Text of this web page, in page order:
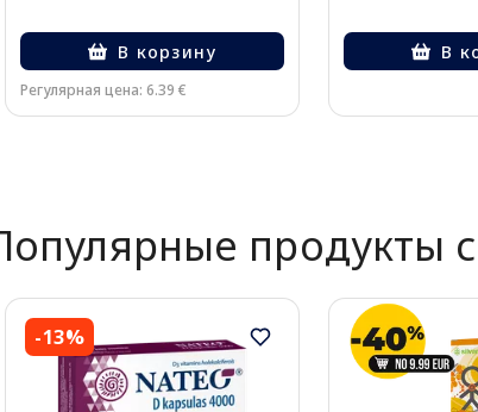
В корзину
Регулярная цена: 6.39 €
В
продукты
-13%